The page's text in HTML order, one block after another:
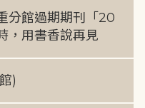
分館過期期刊「20
，用書香說再見
)